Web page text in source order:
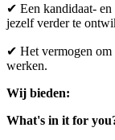
✔ Een kandidaat-
jezelf verder te
✔ Het vermogen om
werken.
Wij bieden:
What's in it for